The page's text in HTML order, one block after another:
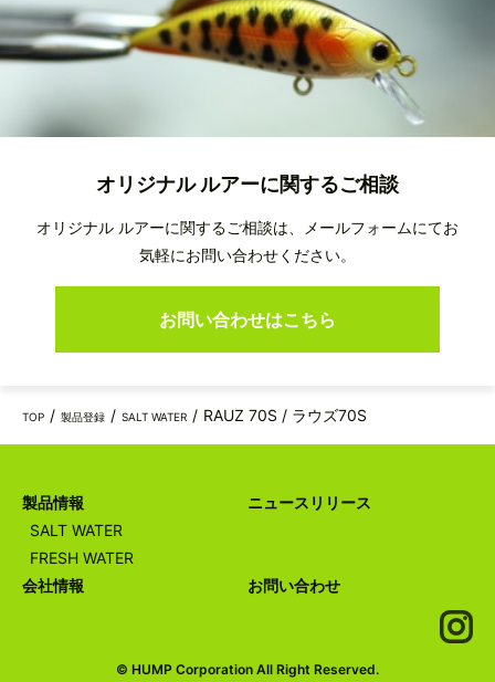
オリジナル ルアーに関するご相談
オリジナル ルアーに関するご相談は、メールフォームにてお
気軽にお問い合わせください。
お問い合わせはこちら
TOP 製品登録 SALT WATER RAUZ 70S / ラウズ70S
© HUMP Corporation All Right Reserved.
製品情報
SALT WATER
FRESH WATER
ニュースリリース
会社情報 お問い合わせ